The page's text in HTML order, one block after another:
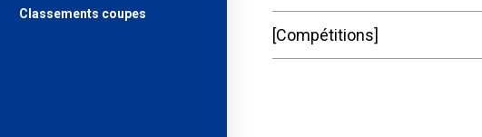
Compétitions
Classements coupes